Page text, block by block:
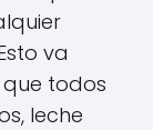
va
todos
leche